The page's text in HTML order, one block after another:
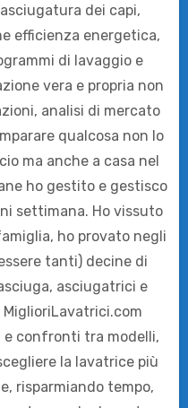
dei capi,
efficienza energetica,
di lavaggio e
vera e propria non
analisi di mercato
qualcosa non lo
ma anche a casa nel
ho gestito e gestisco
settimana. Ho vissuto
ho provato negli
tanti) decine di
asciugatrici e
e confronti tra modelli,
la lavatrice più
risparmiando tempo,